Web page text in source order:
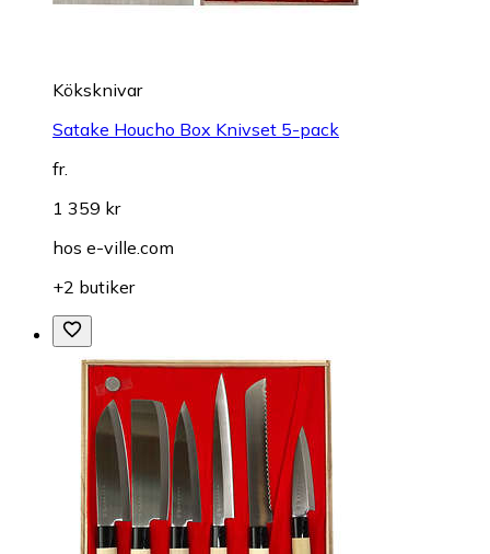
Köksknivar
Satake Houcho Box Knivset 5-pack
fr.
1 359 kr
hos e-ville.com
+2 butiker